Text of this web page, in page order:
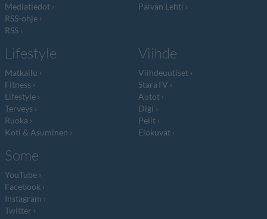
Mediatiedot
RSS-ohje
RSS
Päivän Lehti
Lifestyle
Matkailu
Fitness
Lifestyle
Terveys
Ruoka
Koti & Asuminen
Viihde
Viihdeuutiset
StaraTV
Autot
Digi
Pelit
Elokuvat
Some
YouTube
Facebook
Instagram
Twitter